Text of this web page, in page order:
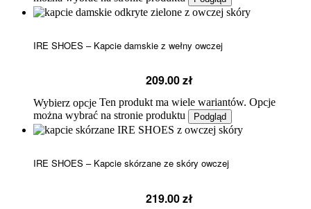
IRE SHOES – Kapcie damskie z wełny owczej
209.00zł
Wybierz opcje Ten produkt ma wiele wariantów. Opcje
można wybrać na stronie produktu
Podgląd
IRE SHOES – Kapcie skórzane ze skóry owczej
219.00zł